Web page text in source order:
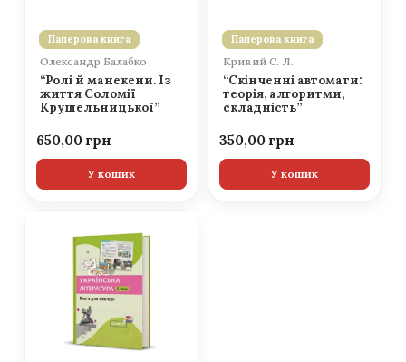
Паперова книга
Олександр Балабко
“Ролі й манекени. Із
життя Соломії
Крушельницької”
650,00
У кошик
Паперова книга
Кривий С. Л.
“Скінченні автомати:
теорія, алгоритми,
складність”
350,00
У кошик